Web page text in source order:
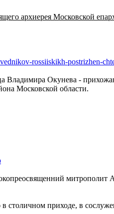
архиерея Московской
rossiiskikh-postrizhen-
Владимира Окунева -
Московской области.
митрополит
приходе, в